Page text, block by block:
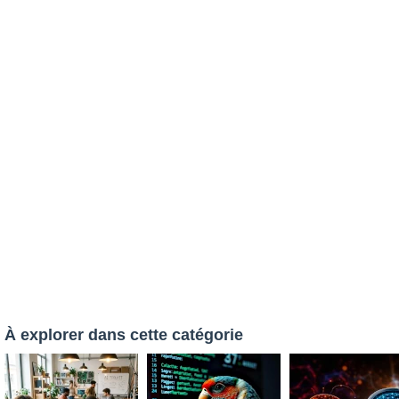
À explorer dans cette catégorie